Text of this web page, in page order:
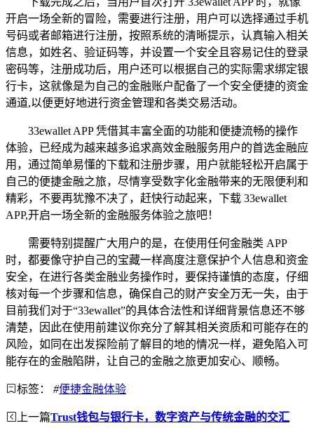
开启一场全新的冒险，需要进行注册，用户可以选择通过手机
号码或者邮箱进行注册，按照系统的清晰提示，认真输入相关
信息，如姓名、验证码等，并设置一个安全且容易记住的登录
密码等，注册成功后，用户还可以根据自己的实际需求绑定银
行卡，这就像是为自己的金融账户配备了一个安全便捷的资金
通道,以便更好地进行资金管理和各类交易活动。
33ewallet APP 凭借其丰富全面的功能和便捷流畅的操作
体验，已经成为越来越多追求高效金融服务用户的首选金融应
用，通过简单易懂的下载和注册步骤，用户就能轻松开启属于
自己的便捷金融之旅，尽情享受数字化金融带来的无限便利和
精彩，不要再犹豫不决了，赶快行动起来，下载 33ewallet
APP,开启一场全新的金融服务体验之旅吧！
需要特别提醒广大用户的是，在使用任何金融类 APP
时，都要像守护自己的宝藏一样高度注意保护个人信息和资金
安全，在进行各类金融业务操作时，要保持谨慎的态度，仔细
核对每一个步骤和信息，确保自己的财产安全万无一失，由于
目前我们对于“33ewallet”的具体合法性和详细背景信息还不够
清楚，因此在使用前建议你充分了解其相关资质和可能存在的
风险，如同在出发探险前了解目的地的情况一样，避免陷入可
能存在的金融陷阱，让自己的金融之旅更加安心、顺畅。
标签： #便捷金融体验
上一篇Trust钱包与银行卡，数字资产与传统金融的交汇